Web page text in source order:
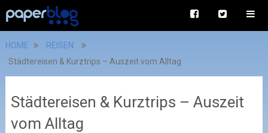
HOME
REISEN
Städtereisen & Kurztrips – Auszeit vom Alltag
Städtereisen & Kurztrips – Auszeit
vom Alltag